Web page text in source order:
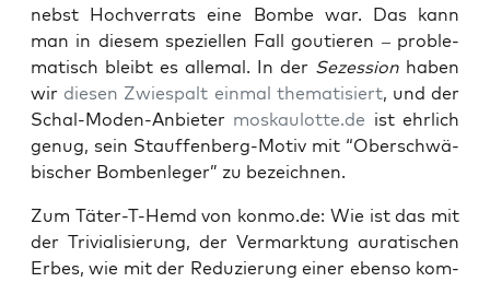
nebst Hoch­ver­rats eine Bom­be war. Das kann
man in die­sem spe­zi­el­len Fall gou­tie­ren – pro­ble­
ma­tisch bleibt es alle­mal. In der Sezes­si­on haben
wir die­sen Zwie­spalt ein­mal the­ma­ti­siert, und der
Schal-Moden-Anbie­ter moskaulotte.de ist ehr­lich
genug, sein Stauf­fen­berg-Motiv mit “Ober­schwä­
bi­scher Bom­ben­le­ger” zu bezeichnen.
Zum Täter-T-Hemd von konmo.de: Wie ist das mit
der Tri­via­li­sie­rung, der Ver­mark­tung aura­ti­schen
Erbes, wie mit der Redu­zie­rung einer eben­so kom­